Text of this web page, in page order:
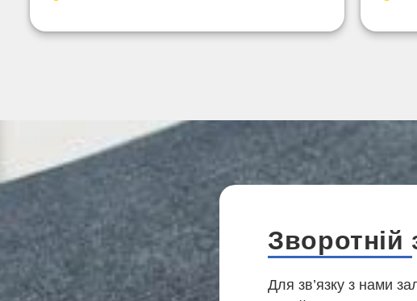
Зворотній
Для зв’язку з нами